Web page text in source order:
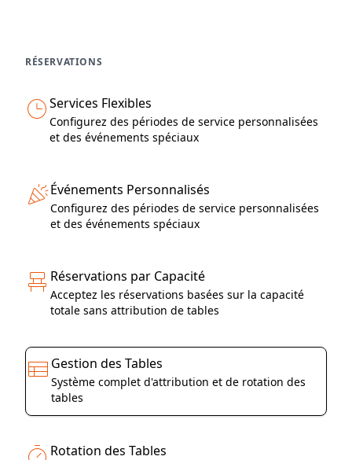
RÉSERVATIONS
Services Flexibles
Configurez des périodes de service personnalisées
et des événements spéciaux
Événements Personnalisés
Configurez des périodes de service personnalisées
et des événements spéciaux
Réservations par Capacité
Acceptez les réservations basées sur la capacité
totale sans attribution de tables
Gestion des Tables
Système complet d'attribution et de rotation des
tables
Rotation des Tables